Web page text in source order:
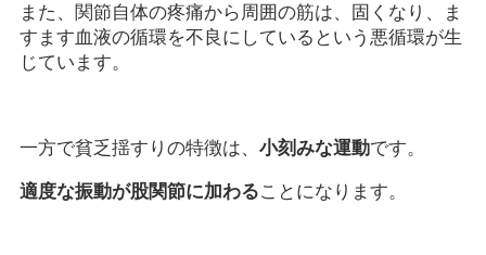
また、関節自体の疼痛から周囲の筋は、固くなり、ま
すます血液の循環を不良にしているという悪循環が生
じています。
一方で貧乏揺すりの特徴は、 小刻みな運動です。
適度な振動が股関節に加わることになります。